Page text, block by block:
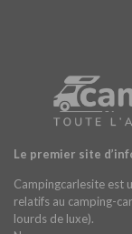
Le premier site
Campingcarlesite est
relatifs au camping-
lourds de luxe).